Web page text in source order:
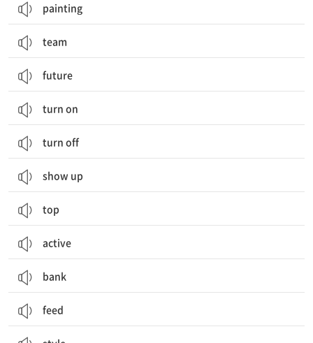
painting
team
future
turn on
turn off
show up
top
active
bank
feed